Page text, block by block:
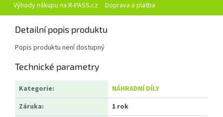
Výhody nákupu na R-PASS.cz Doprava a platba
Detailní popis produktu
Popis produktu není dostupný
Technické parametry
Kategorie:
NÁHRADNÍ DÍLY
Záruka:
1 rok